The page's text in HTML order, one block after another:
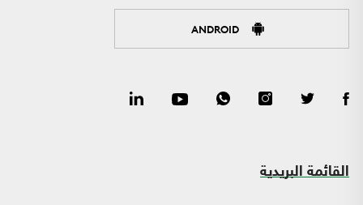
ANDROID
القائمة البريدية